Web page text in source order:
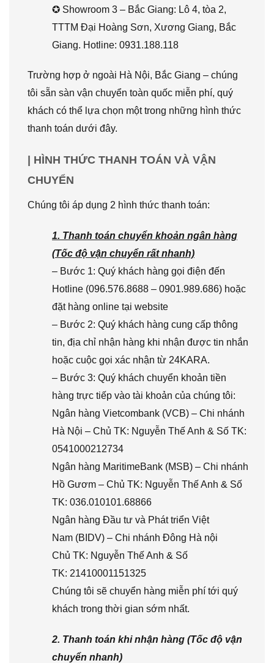
✪ Showroom 3 – Bắc Giang: Lô 4, tòa 2,
TTTM Đại Hoàng Sơn, Xương Giang, Bắc
Giang. Hotline: 0931.188.118
Trường hợp ở ngoài Hà Nội, Bắc Giang – chúng
tôi sẵn sàn vận chuyển toàn quốc miễn phí, quý
khách có thể lựa chọn một trong những hình thức
thanh toán dưới đây.
| HÌNH THỨC THANH TOÁN VÀ VẬN
CHUYỂN
Chúng tôi áp dụng 2 hình thức thanh toán:
1. Thanh toán chuyển khoản ngân hàng
(Tốc độ vận chuyển rất nhanh)
– Bước 1: Quý khách hàng gọi điện đến
Hotline (096.576.8688 – 0901.989.686) hoặc
đặt hàng online tại website
– Bước 2: Quý khách hàng cung cấp thông
tin, địa chỉ nhận hàng khi nhận được tin nhắn
hoặc cuộc gọi xác nhận từ 24KARA.
– Bước 3: Quý khách chuyển khoản tiền
hàng trực tiếp vào tài khoản của chúng tôi:
Ngân hàng Vietcombank (VCB) – Chi nhánh
Hà Nội – Chủ TK: Nguyễn Thế Anh & Số TK:
0541000212734
Ngân hàng MaritimeBank (MSB) – Chi nhánh
Hồ Gươm – Chủ TK: Nguyễn Thế Anh & Số
TK: 036.010101.68866
Ngân hàng Đầu tư và Phát triển Việt
Nam (BIDV) – Chi nhánh Đông Hà nội
Chủ TK: Nguyễn Thế Anh & Số
TK: 21410001151325
Chúng tôi sẽ chuyển hàng miễn phí tới quý
khách trong thời gian sớm nhất.
2. Thanh toán khi nhận hàng (Tốc độ vận
chuyển nhanh)